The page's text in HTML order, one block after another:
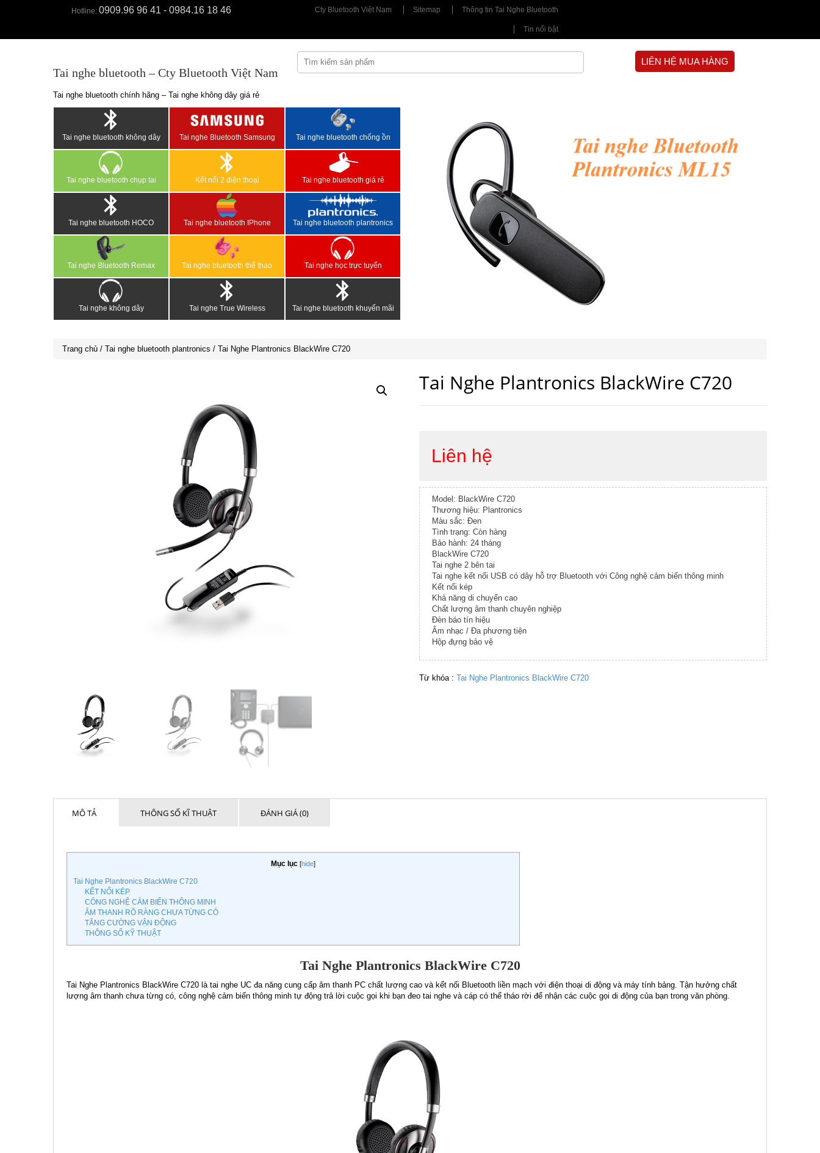
Hotline: 0909.96 96 41 - 0984.16 18 46 Cty Bluetooth Việt Nam Sitemap Thông tin Tai Nghe Bluetooth
Tin nổi bật
Tai nghe bluetooth – Cty Bluetooth Việt Nam
Tai nghe bluetooth chính hãng – Tai nghe không dây giá rẻ
LIÊN HỆ MUA HÀNG
Tai nghe bluetooth không dây Tai nghe Bluetooth Samsung Tai nghe bluetooth chống ồn
Tai nghe bluetooth chụp tai Kết nối 2 điện thoại Tai nghe bluetooth giá rẻ
Tai nghe bluetooth HOCO Tai nghe bluetooth IPhone Tai nghe bluetooth plantronics
Tai nghe Bluetooth Remax Tai nghe bluetooth thể thao Tai nghe học trực tuyến
Tai nghe không dây Tai nghe True Wireless Tai nghe bluetooth khuyến mãi
Trang chủ / Tai nghe bluetooth plantronics / Tai Nghe Plantronics BlackWire C720
Tai Nghe Plantronics BlackWire C720
Liên hệ
Model: BlackWire C720
Thương hiệu: Plantronics
Màu sắc: Đen
Tình trạng: Còn hàng
Bảo hành: 24 tháng
BlackWire C720
Tai nghe 2 bên tai
Tai nghe kết nối USB có dây hỗ trợ Bluetooth với Công nghệ cảm biến thông minh
Kết nối kép
Khả năng di chuyển cao
Chất lượng âm thanh chuyên nghiệp
Đèn báo tín hiệu
Âm nhạc / Đa phương tiện
Hộp đựng bảo vệ
Từ khóa : Tai Nghe Plantronics BlackWire C720
MÔ TẢ THÔNG SỐ KĨ THUẬT ĐÁNH GIÁ (0)
Mục lục [hide]
Tai Nghe Plantronics BlackWire C720
KẾT NỐI KÉP
CÔNG NGHỆ CẢM BIẾN THÔNG MINH
ÂM THANH RÕ RÀNG CHƯA TỪNG CÓ
TĂNG CƯỜNG VẬN ĐỘNG
THÔNG SỐ KỸ THUẬT
Tai Nghe Plantronics BlackWire C720
Tai Nghe Plantronics BlackWire C720 là tai nghe UC đa năng cung cấp âm thanh PC chất lượng cao và kết nối Bluetooth liền mạch với điện thoại di động và máy tính bảng. Tận hưởng chất
lượng âm thanh chưa từng có, công nghệ cảm biến thông minh tự động trả lời cuộc gọi khi bạn đeo tai nghe và cáp có thể tháo rời để nhận các cuộc gọi di động của bạn trong văn phòng.